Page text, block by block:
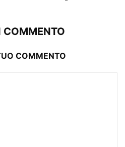
COMMENTO
COMMENTO